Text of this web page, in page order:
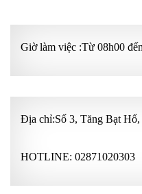
Giờ làm việc :Từ 08h00
Địa chỉ:Số 3, Tăng Bạt
HOTLINE: 02871020303